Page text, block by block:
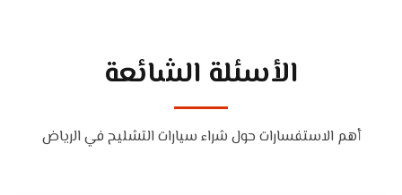
الأسئلة الشائعة
أهم الاستفسارات حول شراء سيارات التشليح في الرياض